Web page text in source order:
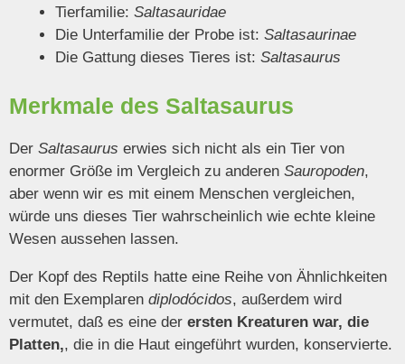
Tierfamilie: Saltasauridae
Die Unterfamilie der Probe ist: Saltasaurinae
Die Gattung dieses Tieres ist: Saltasaurus
Merkmale des Saltasaurus
Der Saltasaurus erwies sich nicht als ein Tier von
enormer Größe im Vergleich zu anderen Sauropoden,
aber wenn wir es mit einem Menschen vergleichen,
würde uns dieses Tier wahrscheinlich wie echte kleine
Wesen aussehen lassen.
Der Kopf des Reptils hatte eine Reihe von Ähnlichkeiten
mit den Exemplaren diplodócidos, außerdem wird
vermutet, daß es eine der ersten Kreaturen war, die
Platten,, die in die Haut eingeführt wurden, konservierte.